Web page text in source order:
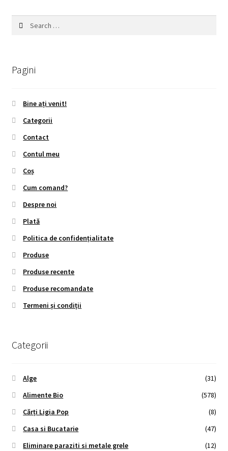
Pagini
Bine ați venit!
Categorii
Contact
Contul meu
Coș
Cum comand?
Despre noi
Plată
Politica de confidențialitate
Produse
Produse recente
Produse recomandate
Termeni și condiții
Categorii
Alge
(31)
Alimente Bio
(578)
Cărți Ligia Pop
(8)
Casa si Bucatarie
(47)
Eliminare paraziti si metale grele
(12)